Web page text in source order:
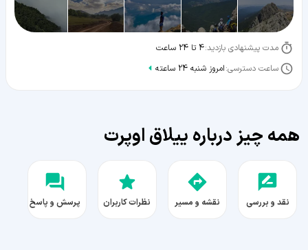
مدت پیشنهادی بازدید:4 تا 24 ساعت
ساعت دسترسی:امروز شنبه 24 ساعته
همه چیز درباره ییلاق اوپرت
نقد و بررسی نقشه و مسیر نظرات کاربران پرسش و پاسخ